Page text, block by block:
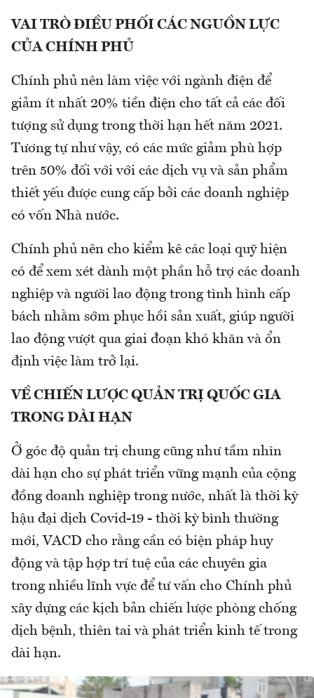
VAI TRÒ ĐIỀU PHỐI CÁC NGUỒN LỰC
CỦA CHÍNH PHỦ
Chính phủ nên làm việc với ngành điện để
giảm ít nhất 20% tiền điện cho tất cả các đối
tượng sử dụng trong thời hạn hết năm 2021.
Tương tự như vậy, có các mức giảm phù hợp
trên 50% đối với với các dịch vụ và sản phẩm
thiết yếu được cung cấp bởi các doanh nghiệp
có vốn Nhà nước.
Chính phủ nên cho kiểm kê các loại quỹ hiện
có để xem xét dành một phần hỗ trợ các doanh
nghiệp và người lao động trong tình hình cấp
bách nhằm sớm phục hồi sản xuất, giúp người
lao động vượt qua giai đoạn khó khăn và ổn
định việc làm trở lại.
VỀ CHIẾN LƯỢC QUẢN TRỊ QUỐC GIA
TRONG DÀI HẠN
Ở góc độ quản trị chung cũng như tầm nhìn
dài hạn cho sự phát triển vững mạnh của cộng
đồng doanh nghiệp trong nước, nhất là thời kỳ
hậu đại dịch Covid-19 - thời kỳ bình thường
mới, VACD cho rằng cần có biện pháp huy
động và tập hợp trí tuệ của các chuyên gia
trong nhiều lĩnh vực để tư vấn cho Chính phủ
xây dựng các kịch bản chiến lược phòng chống
dịch bệnh, thiên tai và phát triển kinh tế trong
dài hạn.